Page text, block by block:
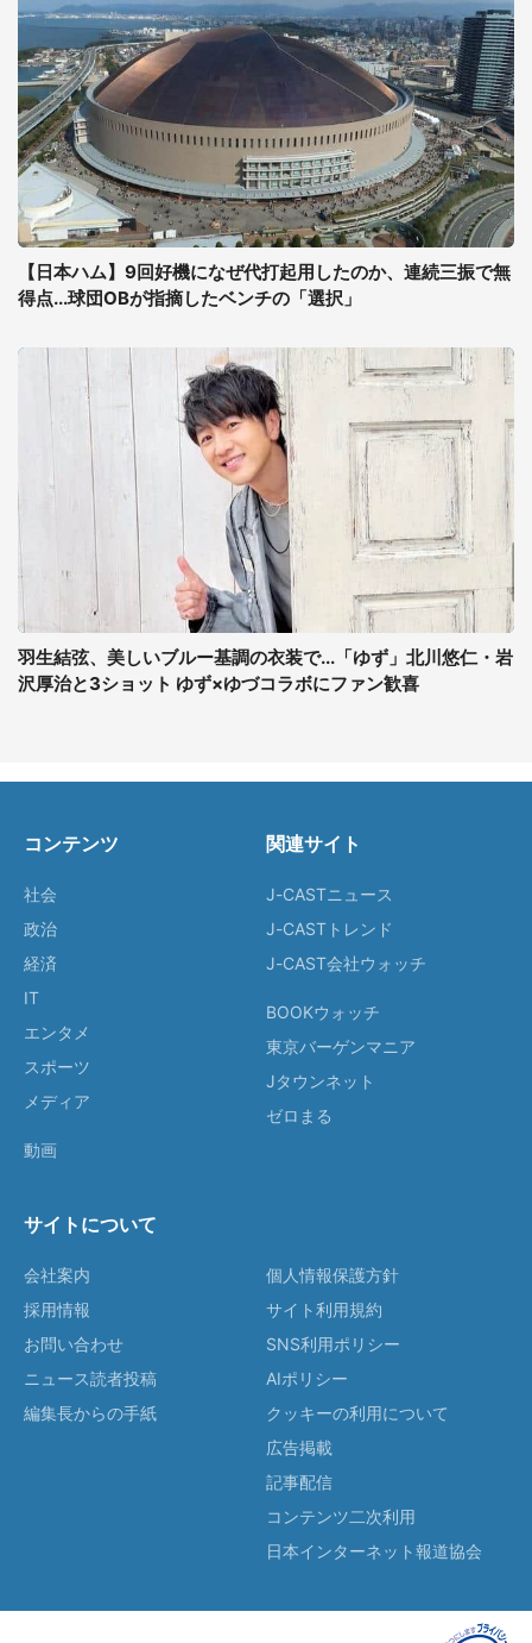
【日本ハム】9回好機になぜ代打起用したのか、連続三振で無
得点...球団OBが指摘したベンチの「選択」
羽生結弦、美しいブルー基調の衣装で...「ゆず」北川悠仁・岩
沢厚治と3ショット ゆず×ゆづコラボにファン歓喜
コンテンツ
社会
政治
経済
IT
エンタメ
スポーツ
メディア
動画
関連サイト
J-CASTニュース
J-CASTトレンド
J-CAST会社ウォッチ
BOOKウォッチ
東京バーゲンマニア
Jタウンネット
ゼロまる
サイトについて
会社案内
採用情報
お問い合わせ
ニュース読者投稿
編集長からの手紙
個人情報保護方針
サイト利用規約
SNS利用ポリシー
AIポリシー
クッキーの利用について
広告掲載
記事配信
コンテンツ二次利用
日本インターネット報道協会